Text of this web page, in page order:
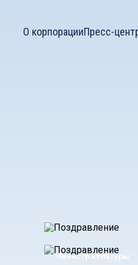
О корпорацииПресс-
Министр культуры
Поздравление